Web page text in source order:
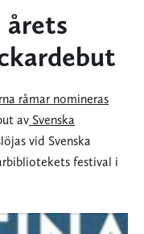
årets
råmar nomineras
av Svenska
vid Svenska
festival i